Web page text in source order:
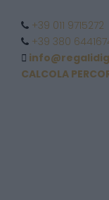
+39 011 9715272
+39 380
CALCOLA